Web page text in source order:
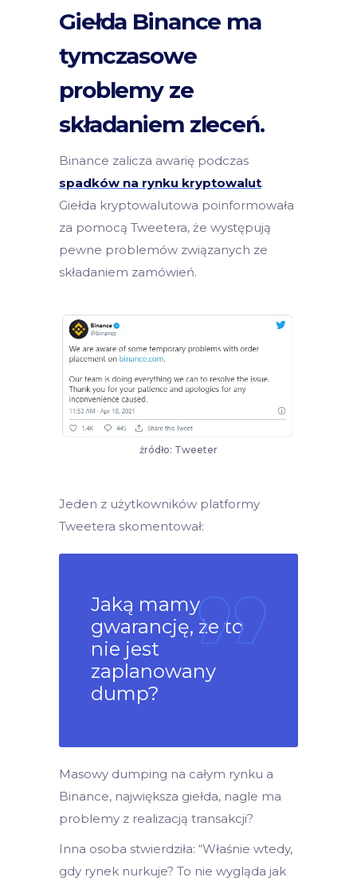
Giełda Binance ma
tymczasowe
problemy ze
składaniem zleceń.
Binance zalicza awarię podczas
spadków na rynku kryptowalut.
Giełda kryptowalutowa poinformowała
za pomocą Tweetera, że występują
pewne problemów związanych ze
składaniem zamówień.
źródło: Tweeter
Jeden z użytkowników platformy
Tweetera skomentował:
Jaką mamy
gwarancję, że to
nie jest
zaplanowany
dump?
Masowy dumping na całym rynku a
Binance, największa giełda, nagle ma
problemy z realizacją transakcji?
Inna osoba stwierdziła: “Właśnie wtedy,
gdy rynek nurkuje? To nie wygląda jak